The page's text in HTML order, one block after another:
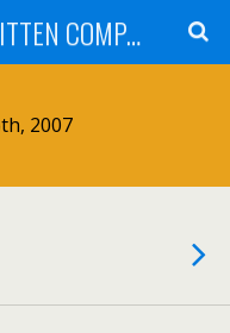
はなうた手帖 ♪ KITTEN COMPANY
2007